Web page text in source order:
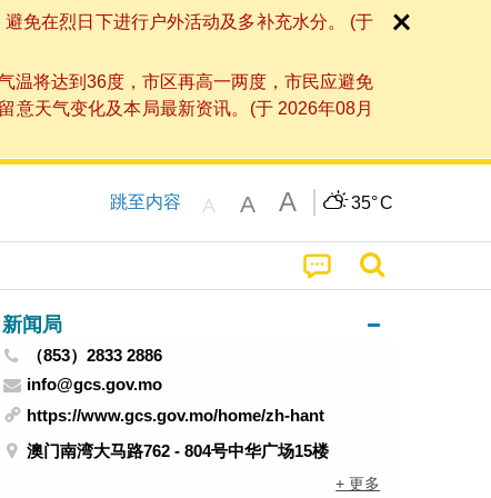
免在烈日下进行户外活动及多补充水分。 (于
温将达到36度，市区再高一两度，市民应避免
意天气变化及本局最新资讯。(于 2026年08月
跳至内容 A A A 35°C
新闻局
（853）2833 2886
info@gcs.gov.mo
https://www.gcs.gov.mo/home/zh-hant
澳门南湾大马路762 - 804号中华广场15楼
+ 更多